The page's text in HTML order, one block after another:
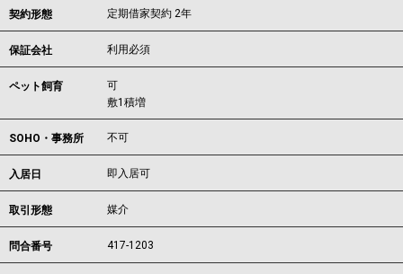
契約形態 定期借家契約 2年
保証会社 利用必須
ペット飼育
可
敷1積増
SOHO・事務所 不可
入居日 即入居可
取引形態 媒介
問合番号 417-1203